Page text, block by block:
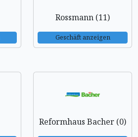
Rossmann (11)
Geschäft anzeigen
Reformhaus Bacher (0)